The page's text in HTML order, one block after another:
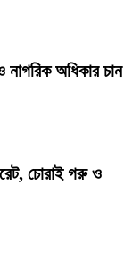
অধিকার চান
চোরাই গরু ও